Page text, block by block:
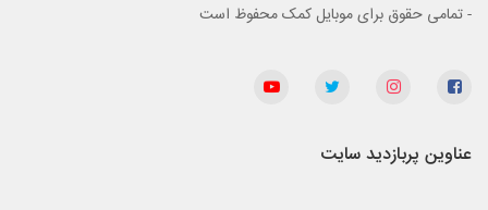
- تمامی حقوق برای موبایل کمک محفوظ است
عناوین پربازدید سایت